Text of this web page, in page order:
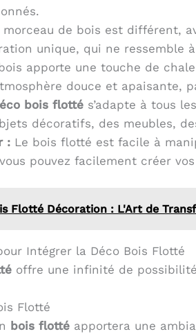
morceau de bois est différent,
unique, qui ne ressemble
apporte une touche de
douce et apaisante,
bois flotté s’adapte à tous
décoratifs, des meubles,
: Le bois flotté est facile à
pouvez facilement créer
Flotté Décoration : L'Art de
Intégrer la Déco Bois Flotté
offre une infinité de
Flotté
bois flotté apportera une